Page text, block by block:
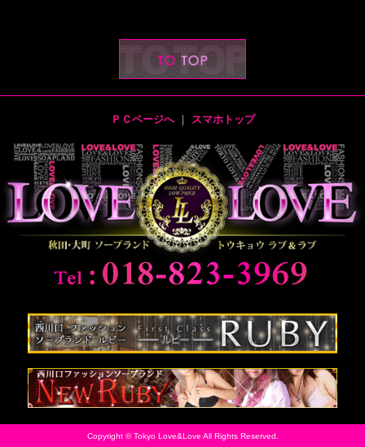
ＰＣページへ｜ スマホトップ
Copyright © Tokyo Love&Love All Rights Reserved.